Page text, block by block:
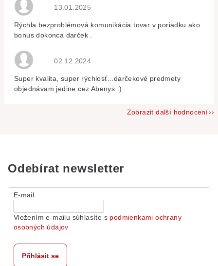
Hodnocení obchodu je 5 z 5 hvězdiček.
13.01.2025
Rýchla bezproblémová komunikácia tovar v poriadku ako
bonus dokonca darček .
Hodnocení obchodu je 5 z 5 hvězdiček.
02.12.2024
Super kvalita, super rýchlosť...darčekové predmety
objednávam jedine cez Abenys :)
Zobrazit další hodnocení
Odebírat newsletter
E-mail
Vložením e-mailu súhlasíte s podmienkami ochrany
osobných údajov
Přihlásit se